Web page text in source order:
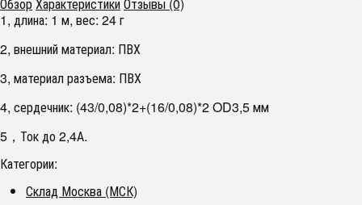
1, длина: 1 м, вес: 24 г
2, внешний материал: ПВХ
3, материал разъема: ПВХ
4, сердечник: (43/0,08)*2+(16/0,08)*2 OD3,5 мм
5，Ток до 2,4А.
Категории:
Склад Москва (МСК)